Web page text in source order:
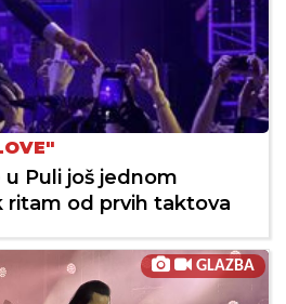
u Puli još jednom
od prvih taktova
GLAZBA